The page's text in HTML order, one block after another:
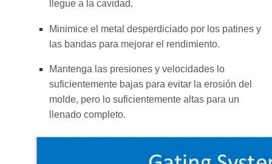
llegue a la cavidad.
Minimice el metal desperdiciado por los patines y
las bandas para mejorar el rendimiento.
Mantenga las presiones y velocidades lo
suficientemente bajas para evitar la erosión del
molde, pero lo suficientemente altas para un
llenado completo.